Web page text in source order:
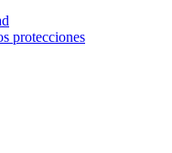
protecciones